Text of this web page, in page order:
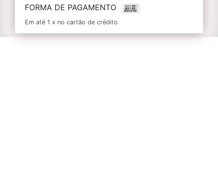
FORMA DE PAGAMENTO
Em até 1 x no cartão de crédito